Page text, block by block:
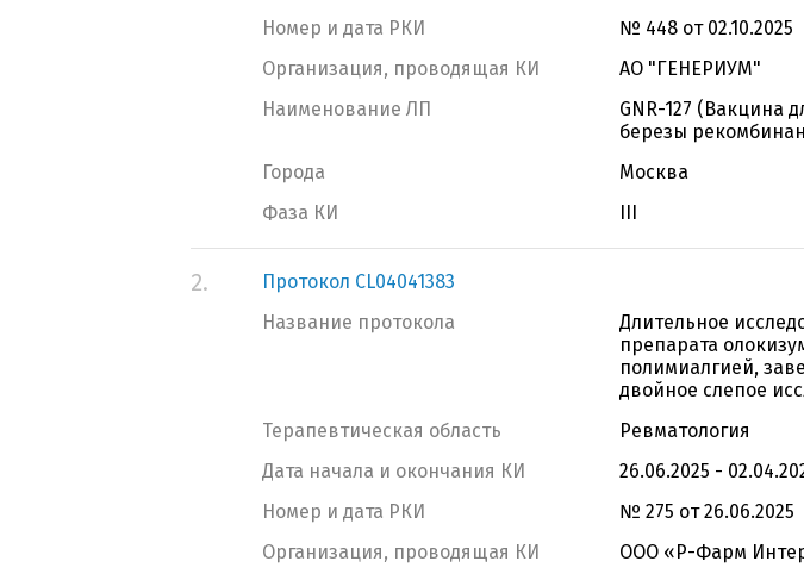
Номер и дата РКИ
№ 448 от 02.10.2025
Организация, проводящая КИ
АО "ГЕНЕРИУМ"
Наименование ЛП
GNR-127 (Вакцина
березы
Города
Москва
Фаза КИ
III
2.
Протокол CL04041383
Название протокола
Длительное
препарата
полимиалгией,
двойное слепое
Терапевтическая область
Ревматология
Дата начала и окончания КИ
26.06.2025 -
Номер и дата РКИ
№ 275 от 26.06.2025
Организация, проводящая КИ
ООО «Р-Фарм